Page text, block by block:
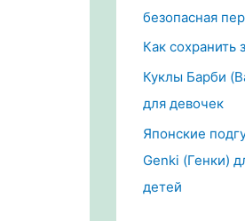
безопасная
Как сохранить
Куклы Барби
для девочек
Японские
Genki (Генки)
детей